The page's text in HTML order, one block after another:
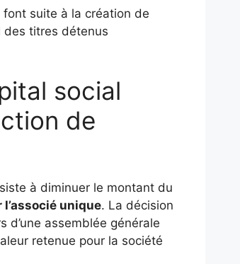
suite à la création de
des titres détenus
social
de
à diminuer le montant du
unique. La décision
assemblée générale
retenue pour la société